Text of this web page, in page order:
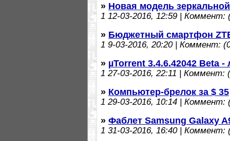
» Новая модель
1 12-03-2016, 12:59 | Коммент:
» Бюджетный смартфон
1 9-03-2016, 20:20 | Коммент:
» µTorrent 3.4.6.42042 Beta
1 27-03-2016, 22:11 | Коммент:
» Компьютер-брелок за $ 35
1 29-03-2016, 10:14 | Коммент:
» Фаблет Samsung Galaxy
1 31-03-2016, 16:40 | Коммент: